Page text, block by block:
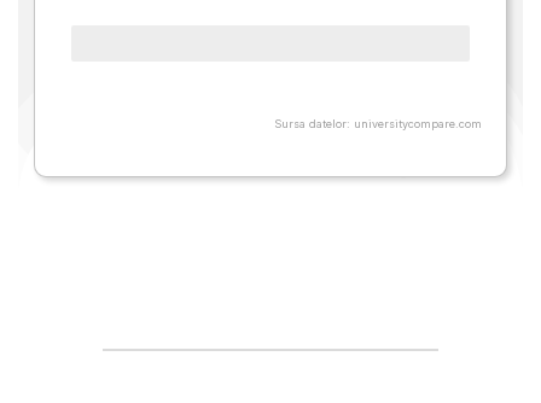
Sursa datelor: universitycompare.com